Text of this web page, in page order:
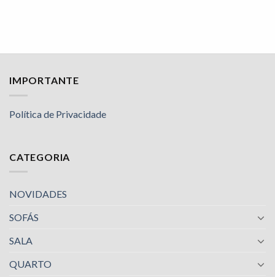
IMPORTANTE
Política de Privacidade
CATEGORIA
NOVIDADES
SOFÁS
SALA
QUARTO